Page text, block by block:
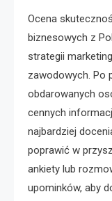
Ocena
biznesowych z
strategii
zawodowych. Po
obdarowanych
cennych
najbardziej
poprawić w
ankiety lub
upominków, aby